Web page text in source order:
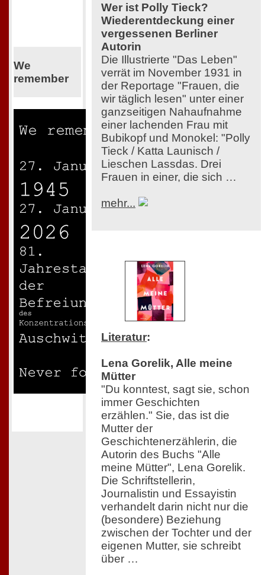
We
remember
Wer ist Polly Tieck?
Wiederentdeckung einer
vergessenen Berliner
Autorin
Die Illustrierte "Das Leben"
verrät im November 1931 in
der Reportage "Frauen, die
wir täglich lesen" unter einer
ganzseitigen Nahaufnahme
einer lachenden Frau mit
Bubikopf und Monokel: "Polly
Tieck / Katta Launisch /
Lieschen Lassdas. Drei
Frauen in einer, die sich …
mehr...
Literatur:
Lena Gorelik, Alle meine
Mütter
"Du konntest, sagt sie, schon
immer Geschichten
erzählen." Sie, das ist die
Mutter der
Geschichtenerzählerin, die
Autorin des Buchs "Alle
meine Mütter", Lena Gorelik.
Die Schriftstellerin,
Journalistin und Essayistin
verhandelt darin nicht nur die
(besondere) Beziehung
zwischen der Tochter und der
eigenen Mutter, sie schreibt
über …